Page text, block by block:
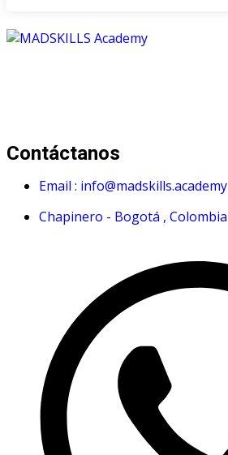
Contáctanos
Email : info@madskills.academy
Chapinero - Bogotá , Colombia